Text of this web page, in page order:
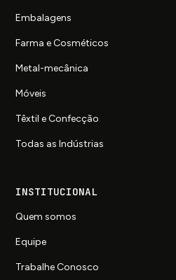
Embalagens
Farma e Cosméticos
Metal-mecânica
Móveis
Têxtil e Confecção
Todas as Indústrias
INSTITUCIONAL
Quem somos
Equipe
Trabalhe Conosco